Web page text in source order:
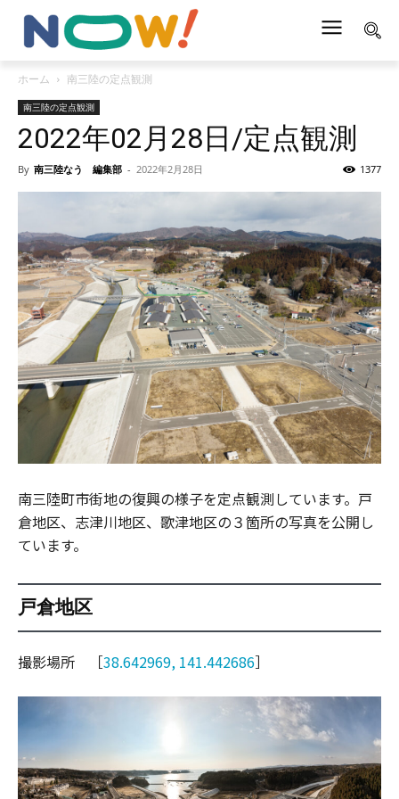
ホーム 南三陸の定点観測
南三陸の定点観測
2022年02月28日/定点観測
By 南三陸なう 編集部 - 2022年2月28日 1377
南三陸町市街地の復興の様子を定点観測しています。戸
倉地区、志津川地区、歌津地区の３箇所の写真を公開し
ています。
戸倉地区
撮影場所 ［38.642969, 141.442686］